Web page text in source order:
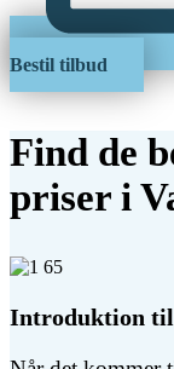
Bestil tilbud
Find de
priser i
Introduktion til